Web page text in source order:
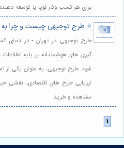
برای هر کسب وکار نوپا یا توسعه
⭐️ طرح توجیهی چیست و چرا به
طرح توجیهی در تهران - در دنیای
گیری های هوشمندانه بر پایه
شود. طرح توجیهی، به عنوان یکی از
ارزیابی طرح های اقتصادی، نقشی
مشاهده و خرید